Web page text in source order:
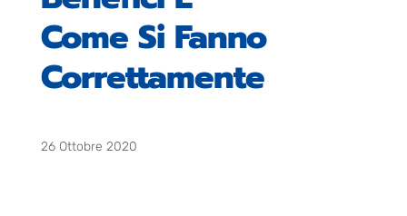
Come Si Fanno
Correttamente
26 Ottobre 2020